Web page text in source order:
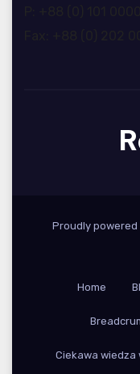
Proudly powered
Home
Ciekawa wiedza